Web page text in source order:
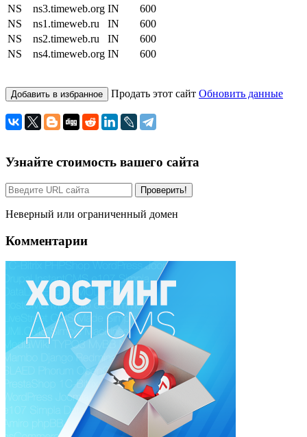
NS
ns3.timeweb.org IN
600
NS
ns1.timeweb.ru IN
600
NS
ns2.timeweb.ru IN
600
NS
ns4.timeweb.org IN 600
Добавить в избранное Продать этот сайт Обновить данные
Узнайте стоимость вашего сайта
Проверить!
Неверный или ограниченный домен
Комментарии